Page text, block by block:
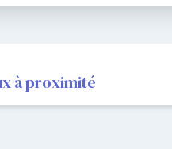
à proximité